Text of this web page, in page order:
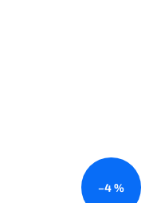
–4 %